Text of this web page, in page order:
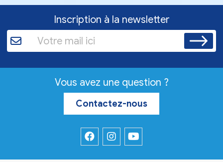
Inscription à la newsletter
Vous avez une question ?
Contactez-nous